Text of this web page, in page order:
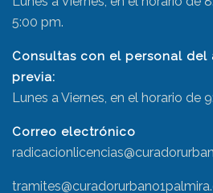
5:00 pm.
Consultas con el personal del
previa:
Lunes a Viernes, en el horario de
Correo electrónico